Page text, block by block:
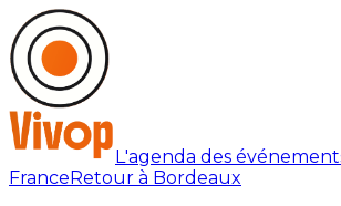
L'agenda des
FranceRetour à Bordeaux